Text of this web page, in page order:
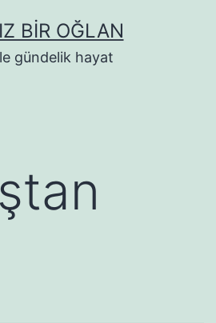
BIR OĞLAN
gündelik hayat